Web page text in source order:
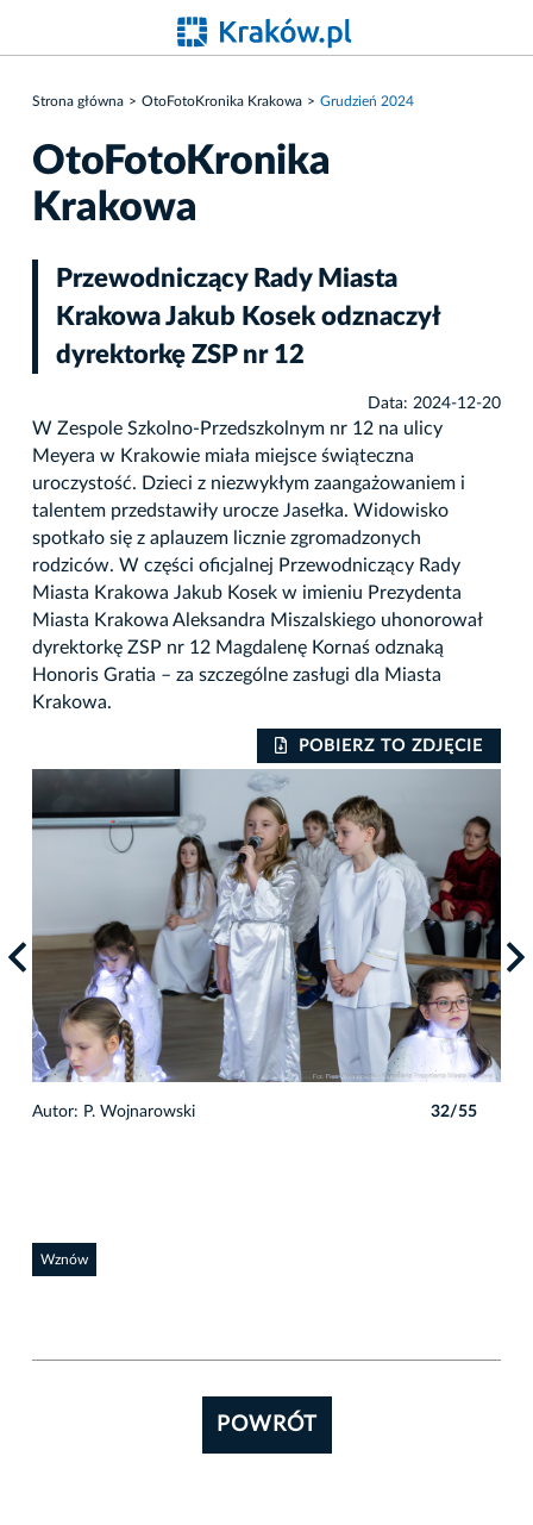
Strona główna OtoFotoKronika Krakowa Grudzień 2024
OtoFotoKronika
Krakowa
Przewodniczący Rady Miasta
Krakowa Jakub Kosek odznaczył
dyrektorkę ZSP nr 12
Data: 2024-12-20
W Zespole Szkolno-Przedszkolnym nr 12 na ulicy
Meyera w Krakowie miała miejsce świąteczna
uroczystość. Dzieci z niezwykłym zaangażowaniem i
talentem przedstawiły urocze Jasełka. Widowisko
spotkało się z aplauzem licznie zgromadzonych
rodziców. W części oficjalnej Przewodniczący Rady
Miasta Krakowa Jakub Kosek w imieniu Prezydenta
Miasta Krakowa Aleksandra Miszalskiego uhonorował
dyrektorkę ZSP nr 12 Magdalenę Kornaś odznaką
Honoris Gratia – za szczególne zasługi dla Miasta
Krakowa.
POBIERZ TO ZDJĘCIE
Autor: P. Wojnarowski 32/55
Wznów
POWRÓT